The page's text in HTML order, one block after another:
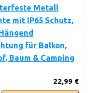
Metall
mit IP65 Schutz,
für Balkon,
Baum & Camping
22,99 €